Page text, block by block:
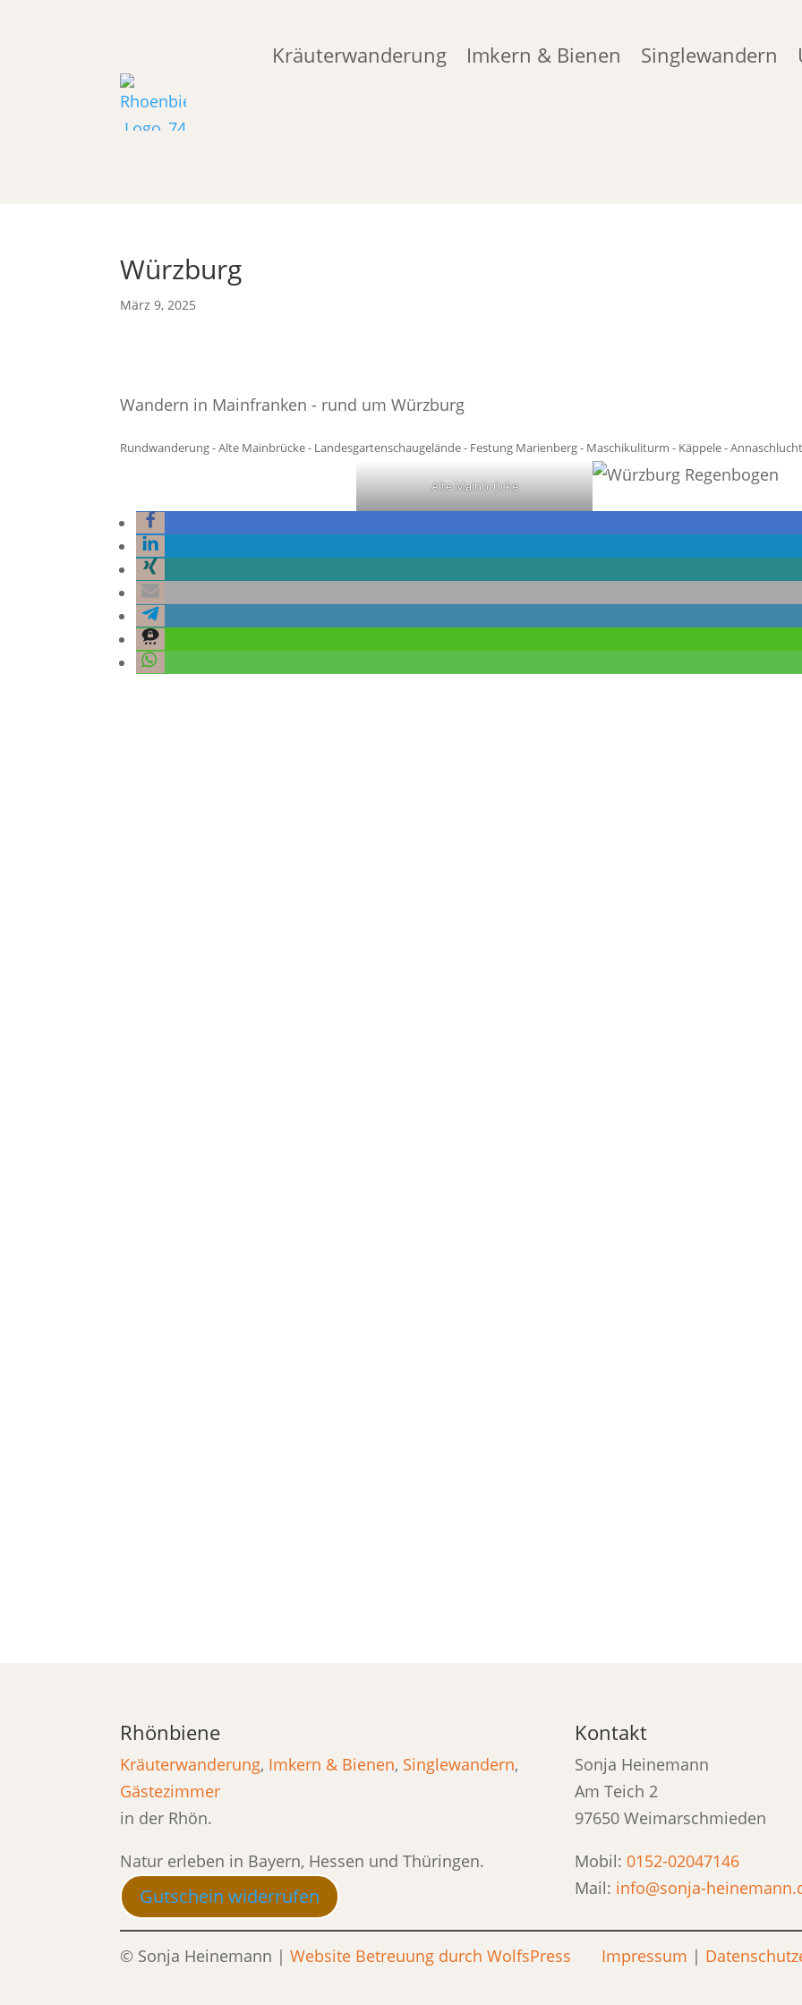
Kräuterwanderung Imkern & Bienen Singlewandern
Würzburg
März 9, 2025
Wandern in Mainfranken - rund um Würzburg
Rundwanderung - Alte Mainbrücke - Landesgartenschaugelände - Festung Marienberg - Maschikuliturm - Käppele -
Alte Mainbrücke
Rhönbiene
Kräuterwanderung, Imkern & Bienen, Singlewandern,
Gästezimmer
in der Rhön.
Natur erleben in Bayern, Hessen und Thüringen.
Gutschein widerrufen
Kontakt
Sonja Heinemann
Am Teich 2
97650 Weimarschmieden
Mobil: 0152-02047146
Mail: info@sonja-
© Sonja Heinemann |Website Betreuung durch WolfsPress Impressum |